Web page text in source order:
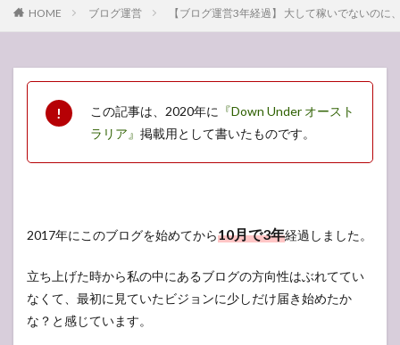
HOME ブログ運営 【ブログ運営3年経過】 大して稼いでないの
この記事は、2020年に 『Down Under オースト
ラリア』 掲載用として書いたものです。
2017年にこのブログを始めてから10月で3年経過しました。
立ち上げた時から私の中にあるブログの方向性はぶれててい
なくて、最初に見ていたビジョンに少しだけ届き始めたか
な？と感じています。